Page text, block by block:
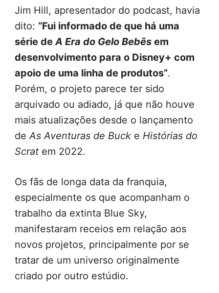
Jim Hill, apresentador do podcast, havia
dito: “Fui informado de que há uma
série deA Era do Gelo Bebês em
desenvolvimento para o Disney+ com
apoio de uma linha de produtos”.
Porém, o projeto parece ter sido
arquivado ou adiado, já que não houve
mais atualizações desde o lançamento
deAs Aventuras de Buck e Histórias do
Scrat em 2022.
Os fãs de longa data da franquia,
especialmente os que acompanham o
trabalho da extinta Blue Sky,
manifestaram receios em relação aos
novos projetos, principalmente por se
tratar de um universo originalmente
criado por outro estúdio.